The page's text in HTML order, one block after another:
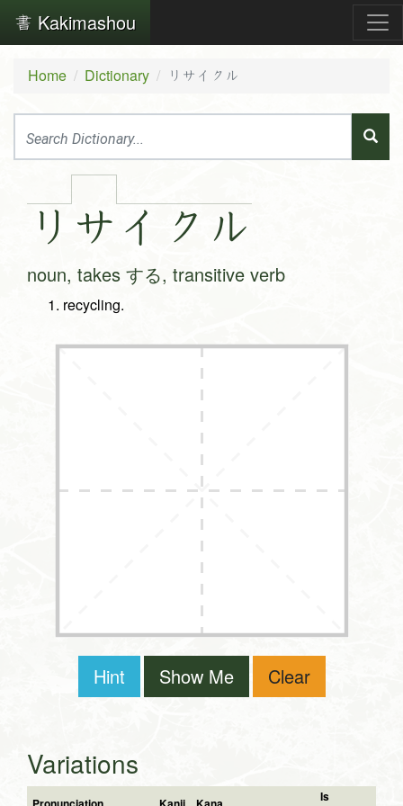
Kakimashou
Home Dictionary リサイクル
リ サ イ ク ル
noun, takes する, transitive verb
recycling.
Hint Show Me Clear
Variations
Is